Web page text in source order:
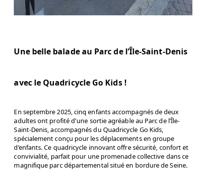
Une belle balade au Parc de l’Île-Saint-Denis
avec le Quadricycle Go Kids !
En septembre 2025, cinq enfants accompagnés de deux
adultes ont profité d'une sortie agréable au Parc de l’Île-
Saint-Denis, accompagnés du Quadricycle Go Kids,
spécialement conçu pour les déplacements en groupe
d’enfants. Ce quadricycle innovant offre sécurité, confort et
convivialité, parfait pour une promenade collective dans ce
magnifique parc départemental situé en bordure de Seine.